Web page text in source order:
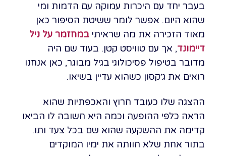
בעבר יחד עם היכרות עמוקה עם הדמות ומי
שהוא היום. אפשר לומר ששיטת הסיפור כאן
מאוד הזכירה את מה שראיתי במחזמר על ניל
דיימונד, אך עם טוויסט קטן. בעוד שם היה
מדובר בטיפול פסיכולוגי בגיל מבוגר, כאן אנחנו
רואים את ג׳קסון כשהוא עדיין בשיאו.
ההצגה שלו כעובד חרוץ והאכפתיות שהוא
הראה כלפי ההופעה וכמה היא חשובה לו הביאו
קדימה את ההשקעה שהוא שם בכל צעד ותו.
בתור אחת שלא חוותה את ימיו המוקדים